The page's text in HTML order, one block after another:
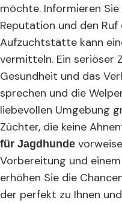
möchte. Informieren
Reputation und den Ruf
Aufzuchtstätte kann
vermitteln. Ein seriöser
Gesundheit und das
sprechen und die
liebevollen Umgebung
Züchter, die keine
für Jagdhunde
Vorbereitung und
erhöhen Sie die
der perfekt zu Ihnen